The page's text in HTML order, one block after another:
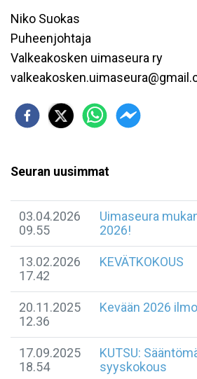
Niko Suokas
Puheenjohtaja
Valkeakosken uimaseura ry
Seuran uusimmat
03.04.2026
09.55
Uimaseura
2026!
13.02.2026
17.42
KEVÄTKOKOUS
20.11.2025
12.36
Kevään 2026
17.09.2025
18.54
KUTSU:
syyskokous